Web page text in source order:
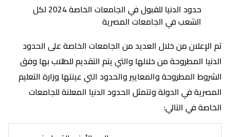
حدود الدنيا للقبول في الجامعات الخاصة 2024 لكل
الشعب في الجامعات المصرية
تم الإعلان من خلال العديد من الجامعات الخاصة على الحدود
الدنيا المطروحة من خلالها والتي يتم التقديم للطلاب بها وفق
الشروط المطروحة والمعايير والحدود التي عينتها وزارة التعليم
المصرية في الدولة وتتمثل الحدود الدنيا المعلنة للجامعات
الخاصة في التالي: